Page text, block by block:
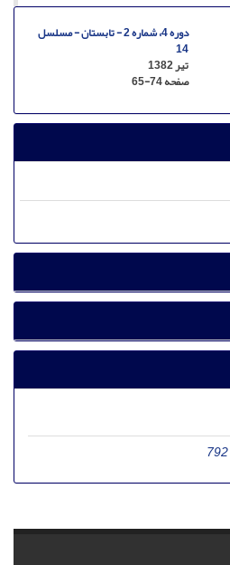
دوره 4، شماره 2 - تابستان - مسلسل
14
تیر 1382
صفحه65-74
792